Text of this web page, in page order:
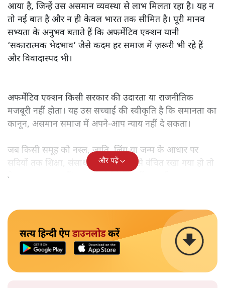
आया है, जिन्हें उस असमान व्यवस्था से लाभ मिलता रहा है। यह न
तो नई बात है और न ही केवल भारत तक सीमित है। पूरी मानव
सभ्यता के अनुभव बताते हैं कि अफर्मेटिव एक्शन यानी
‘सकारात्मक भेदभाव’ जैसे कदम हर समाज में ज़रूरी भी रहे हैं
और विवादास्पद भी।
अफर्मेटिव एक्शन किसी सरकार की उदारता या राजनीतिक
मजबूरी नहीं होता। यह उस सच्चाई की स्वीकृति है कि समानता का
कानून, असमान समाज में अपने-आप न्याय नहीं दे सकता।
जब किसी समूह को नस्ल, जाति, लिंग या जन्म के आधार पर
सदियों तक शिक्षा, संसाधनों और सम्मान से वंचित रखा गया हो तो
केवल ‘सब बराबर हैं’ कह देने से स्थिति नहीं बदलती।
और पढ़ें
सत्य हिन्दी ऐपडाउनलोडकरें